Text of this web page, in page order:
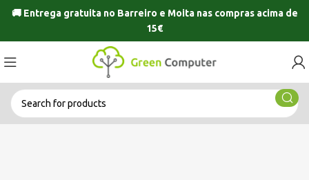
🚚 Entrega gratuita no Barreiro e Moitanas compras acima de
15€